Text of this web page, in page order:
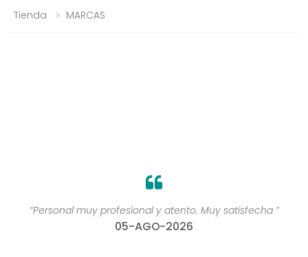
Tienda MARCAS
“Personal muy profesional y atento. Muy satisfecha ”
05-AGO-2026